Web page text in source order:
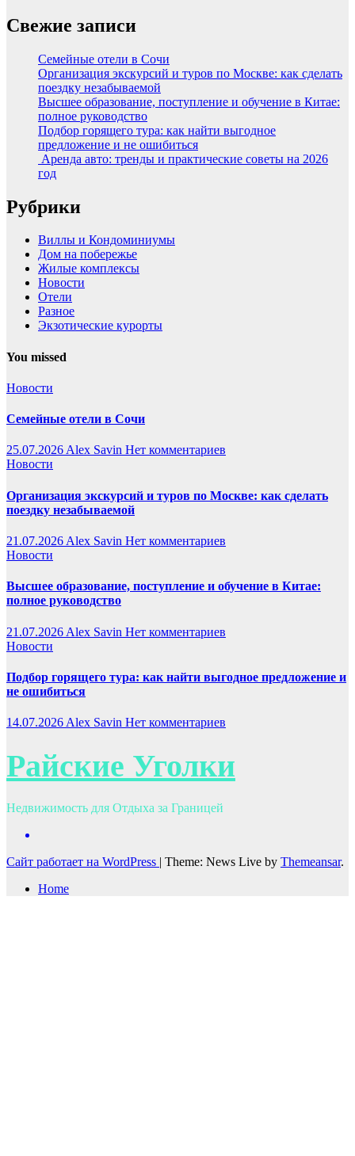
Свежие записи
Семейные отели в Сочи
Организация экскурсий и туров по Москве: как сделать
поездку незабываемой
Высшее образование, поступление и обучение в Китае:
полное руководство
Подбор горящего тура: как найти выгодное
предложение и не ошибиться
Аренда авто: тренды и практические советы на 2026
год
Рубрики
Виллы и Кондоминиумы
Дом на побережье
Жилые комплексы
Новости
Отели
Разное
Экзотические курорты
You missed
Новости
Семейные отели в Сочи
25.07.2026Alex Savin Нет комментариев
Новости
Организация экскурсий и туров по Москве: как сделать
поездку незабываемой
21.07.2026 Alex Savin Нет комментариев
Новости
Высшее образование, поступление и обучение в Китае:
полное руководство
21.07.2026 Alex Savin Нет комментариев
Новости
Подбор горящего тура: как найти выгодное предложение и
не ошибиться
14.07.2026 Alex Savin Нет комментариев
Райские Уголки
Недвижимость для Отдыха за Границей
Сайт работает на WordPress | Theme: News Live by Themeansar.
Home